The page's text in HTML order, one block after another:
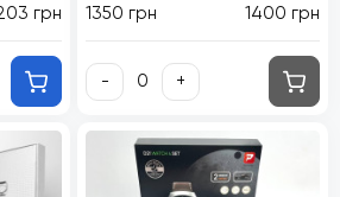
грн
1350 грн
1400 грн
- +